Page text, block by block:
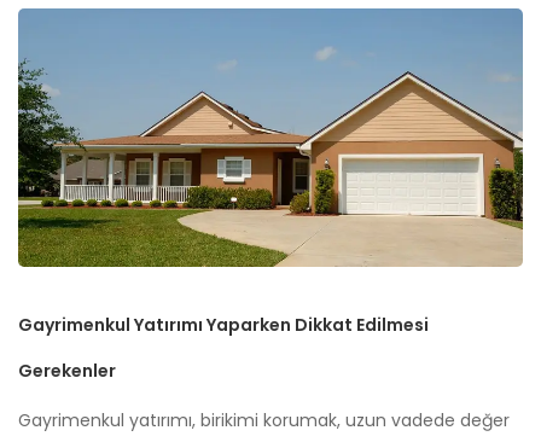
Gayrimenkul Yatırımı Yaparken Dikkat Edilmesi
Gerekenler
Gayrimenkul yatırımı, birikimi korumak, uzun vadede değer